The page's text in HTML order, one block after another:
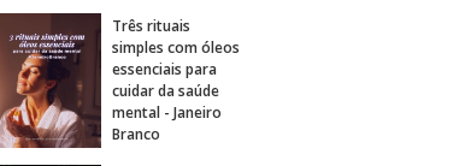
Três rituais
simples com óleos
essenciais para
cuidar da saúde
mental - Janeiro
Branco